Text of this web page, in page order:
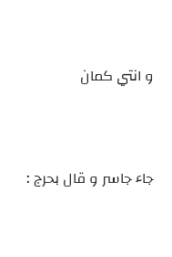
و انتي كمان
جاء جاسر و قال بحرج :